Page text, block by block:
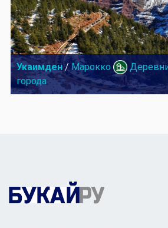
Укаимден/ Марокко
города